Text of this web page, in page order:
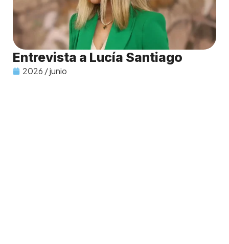
Entrevista a Lucía Santiago
2026 / junio